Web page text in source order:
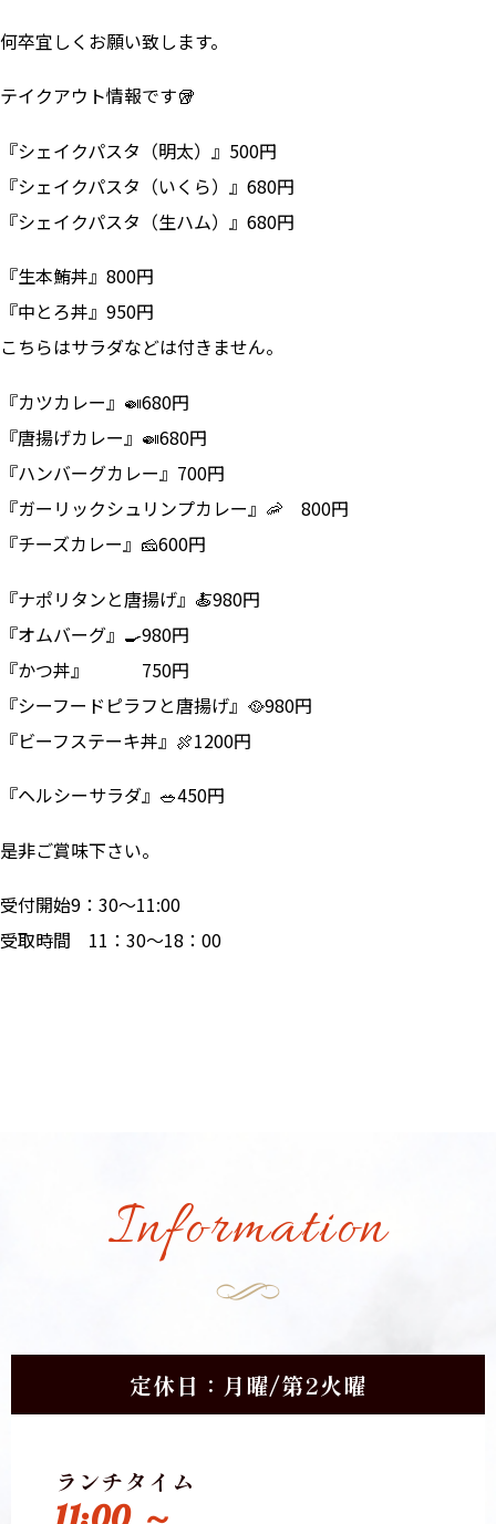
何卒宜しくお願い致します。
テイクアウト情報です🥡
『シェイクパスタ（明太）』500円
『シェイクパスタ（いくら）』680円
『シェイクパスタ（生ハム）』680円
『生本鮪丼』800円
『中とろ丼』950円
こちらはサラダなどは付きません。
『カツカレー』🍛680円
『唐揚げカレー』🍛680円
『ハンバーグカレー』700円
『ガーリックシュリンプカレー』🦐 800円
『チーズカレー』🧀600円
『ナポリタンと唐揚げ』🍝980円
『オムバーグ』🍳980円
『かつ丼』 750円
『シーフードピラフと唐揚げ』🥘980円
『ビーフステーキ丼』🍖1200円
『ヘルシーサラダ』🥗450円
是非ご賞味下さい。
受付開始9：30～11:00
受取時間 11：30～18：00
Information
定休日：月曜/第2火曜
ランチタイム